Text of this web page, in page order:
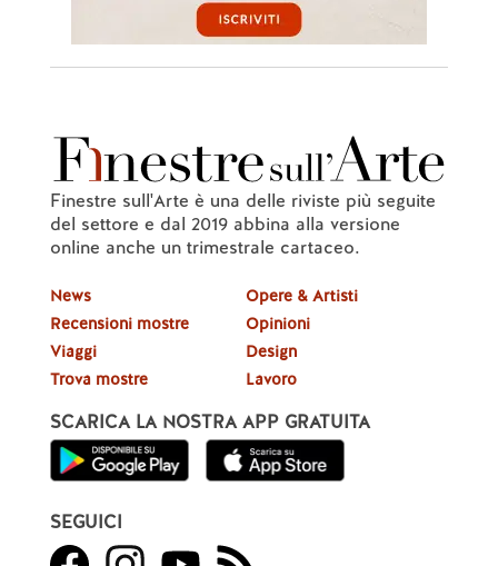
Finestre sull'Arte è una delle riviste più seguite
del settore e dal 2019 abbina alla versione
online anche un trimestrale cartaceo.
News
Recensioni mostre
Viaggi
Trova mostre
Opere & Artisti
Opinioni
Design
Lavoro
SCARICA LA NOSTRA APP GRATUITA
SEGUICI